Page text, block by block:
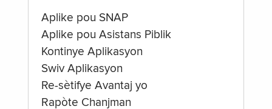
Aplike pou SNAP
Aplike pou Asistans Piblik
Kontinye Aplikasyon
Swiv Aplikasyon
Re-sètifye Avantaj yo
Rapòte Chanjman